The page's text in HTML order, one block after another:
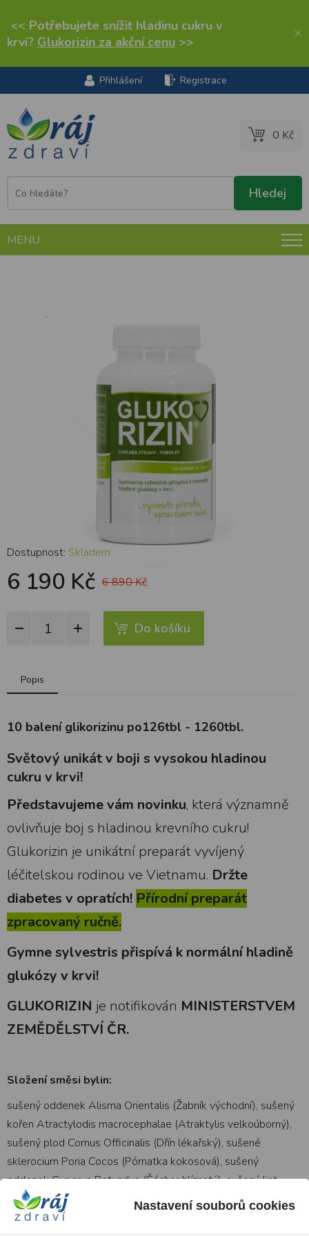
<< Potřebujete snížit hladinu cukru v
krvi? Glukorizin za akční cenu >> ×
Přihlášení Registrace
0 Kč
MENU
Glukorizin 1260 tobolek cukrovka a
diabetes 10x 126tbl
Dostupnost: Skladem
6 190 Kč 6 890 Kč
Do košíku
Popis
10 balení glikorizinu po126tbl - 1260tbl.
Světový unikát v boji s vysokou hladinou
cukru v krvi!
Představujeme vám novinku, která významně
ovlivňuje boj s hladinou krevního cukru!
Glukorizin je unikátní preparát vyvíjený
léčitelskou rodinou ve Vietnamu. Držte
diabetes v opratích! Přírodní preparát
zpracovaný ručně.
Gymne sylvestris přispívá k normálníhladině
glukózy v krvi!
GLUKORIZIN je notifikován MINISTERSTVEM
ZEMĚDĚLSTVÍ ČR.
Složení směsi bylin:
sušený oddenek Alisma Orientalis (Žabník východní), sušený
kořen Atractylodis macrocephalae (Atraktylis velkoúborný),
sušený plod Cornus Officinalis (Dřín lékařský), sušené
sklerocium Poria Cocos (Pórnatka kokosová), sušený
oddenek Cyperus Rotundus (Šáchor hlíznatý), sušený list
Gymnema sylvestris (Gymnema lesní).Nastavení souborů cookies